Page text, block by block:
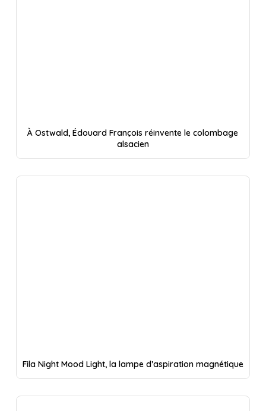
À Ostwald, Édouard François réinvente le colombage
alsacien
Fila Night Mood Light, la lampe d’aspiration magnétique